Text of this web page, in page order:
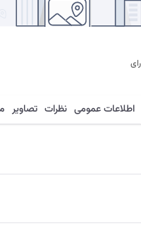
اطلاعات عمومی نظرات تصاویر